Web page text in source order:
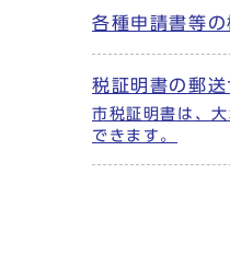
メインメ
各種申請書等
税証明書の郵
市税証明書は、
できます。